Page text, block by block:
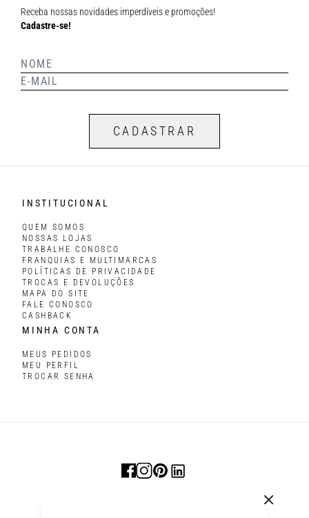
Receba nossas novidades imperdíveis e promoções!
Cadastre-se!
CADASTRAR
INSTITUCIONAL
QUEM SOMOS
NOSSAS LOJAS
TRABALHE CONOSCO
FRANQUIAS E MULTIMARCAS
POLÍTICAS DE PRIVACIDADE
TROCAS E DEVOLUÇÕES
MAPA DO SITE
FALE CONOSCO
CASHBACK
MINHA CONTA
MEUS PEDIDOS
MEU PERFIL
TROCAR SENHA